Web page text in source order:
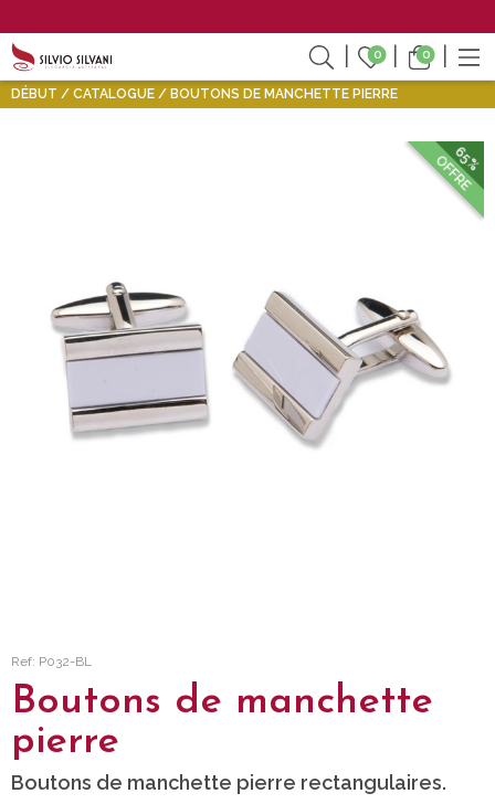
0 0
DÉBUT CATALOGUE BOUTONS DE MANCHETTE PIERRE
65%
OFFRE
Ref: P032-BL
Boutons de manchette
pierre
Boutons de manchette pierre rectangulaires.